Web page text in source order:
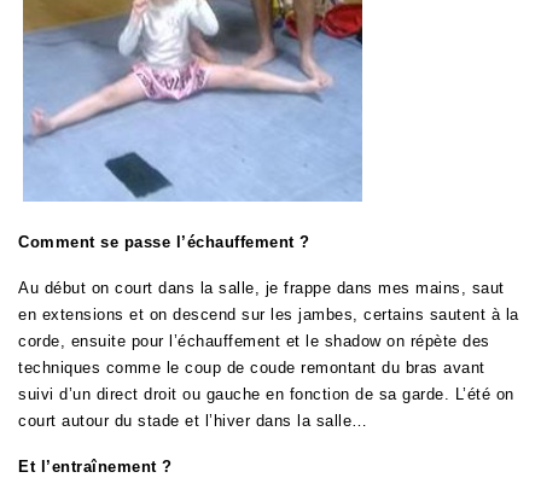
Comment se passe l’échauffement ?
Au début on court dans la salle, je frappe dans mes mains, saut
en extensions et on descend sur les jambes, certains sautent à la
corde, ensuite pour l’échauffement et le shadow on répète des
techniques comme le coup de coude remontant du bras avant
suivi d’un direct droit ou gauche en fonction de sa garde. L’été on
court autour du stade et l’hiver dans la salle…
Et l’entraînement ?